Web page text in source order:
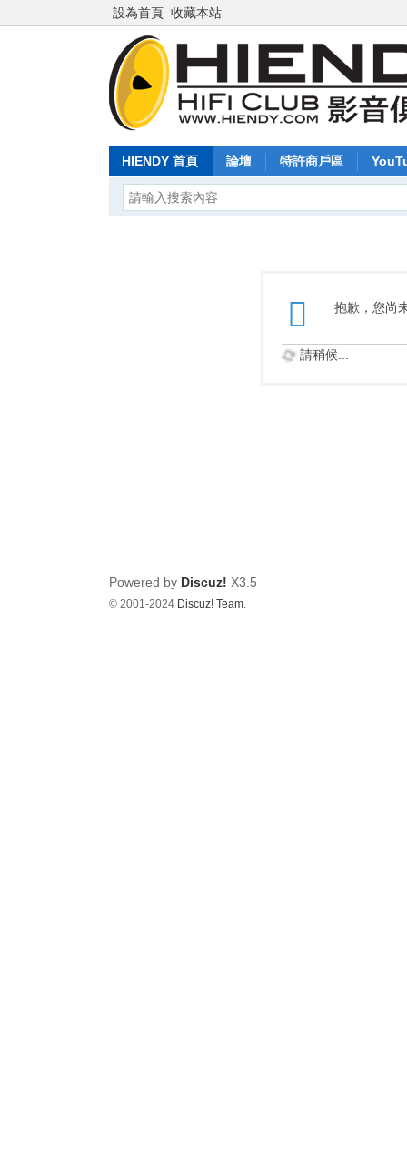
設為首頁 收藏本站
HIENDY 首頁 論壇 特許商戶區
抱歉，您尚
請稍候...
Powered by Discuz! X3.5
© 2001-2024 Discuz! Team.